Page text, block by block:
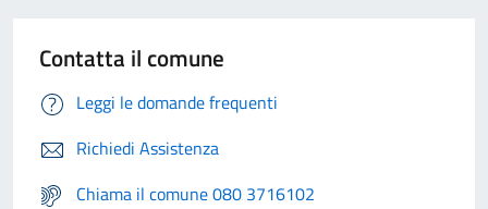
Contatta il comune
Leggi le domande frequenti
Richiedi Assistenza
Chiama il comune 080 3716102